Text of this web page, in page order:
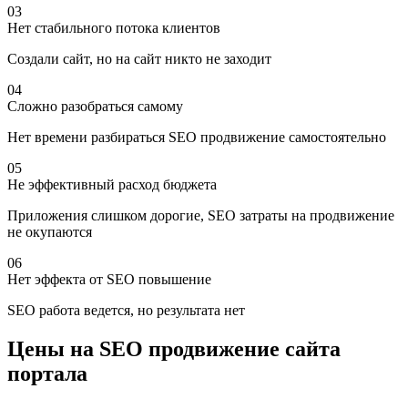
03
Нет стабильного потока клиентов
Создали сайт, но на сайт никто не заходит
04
Сложно разобраться самому
Нет времени разбираться SEO продвижение самостоятельно
05
Не эффективный расход бюджета
Приложения слишком дорогие, SEO затраты на продвижение
не окупаются
06
Нет эффекта от SEO повышение
SEO работа ведется, но результата нет
Цены на SEO продвижение сайта
портала